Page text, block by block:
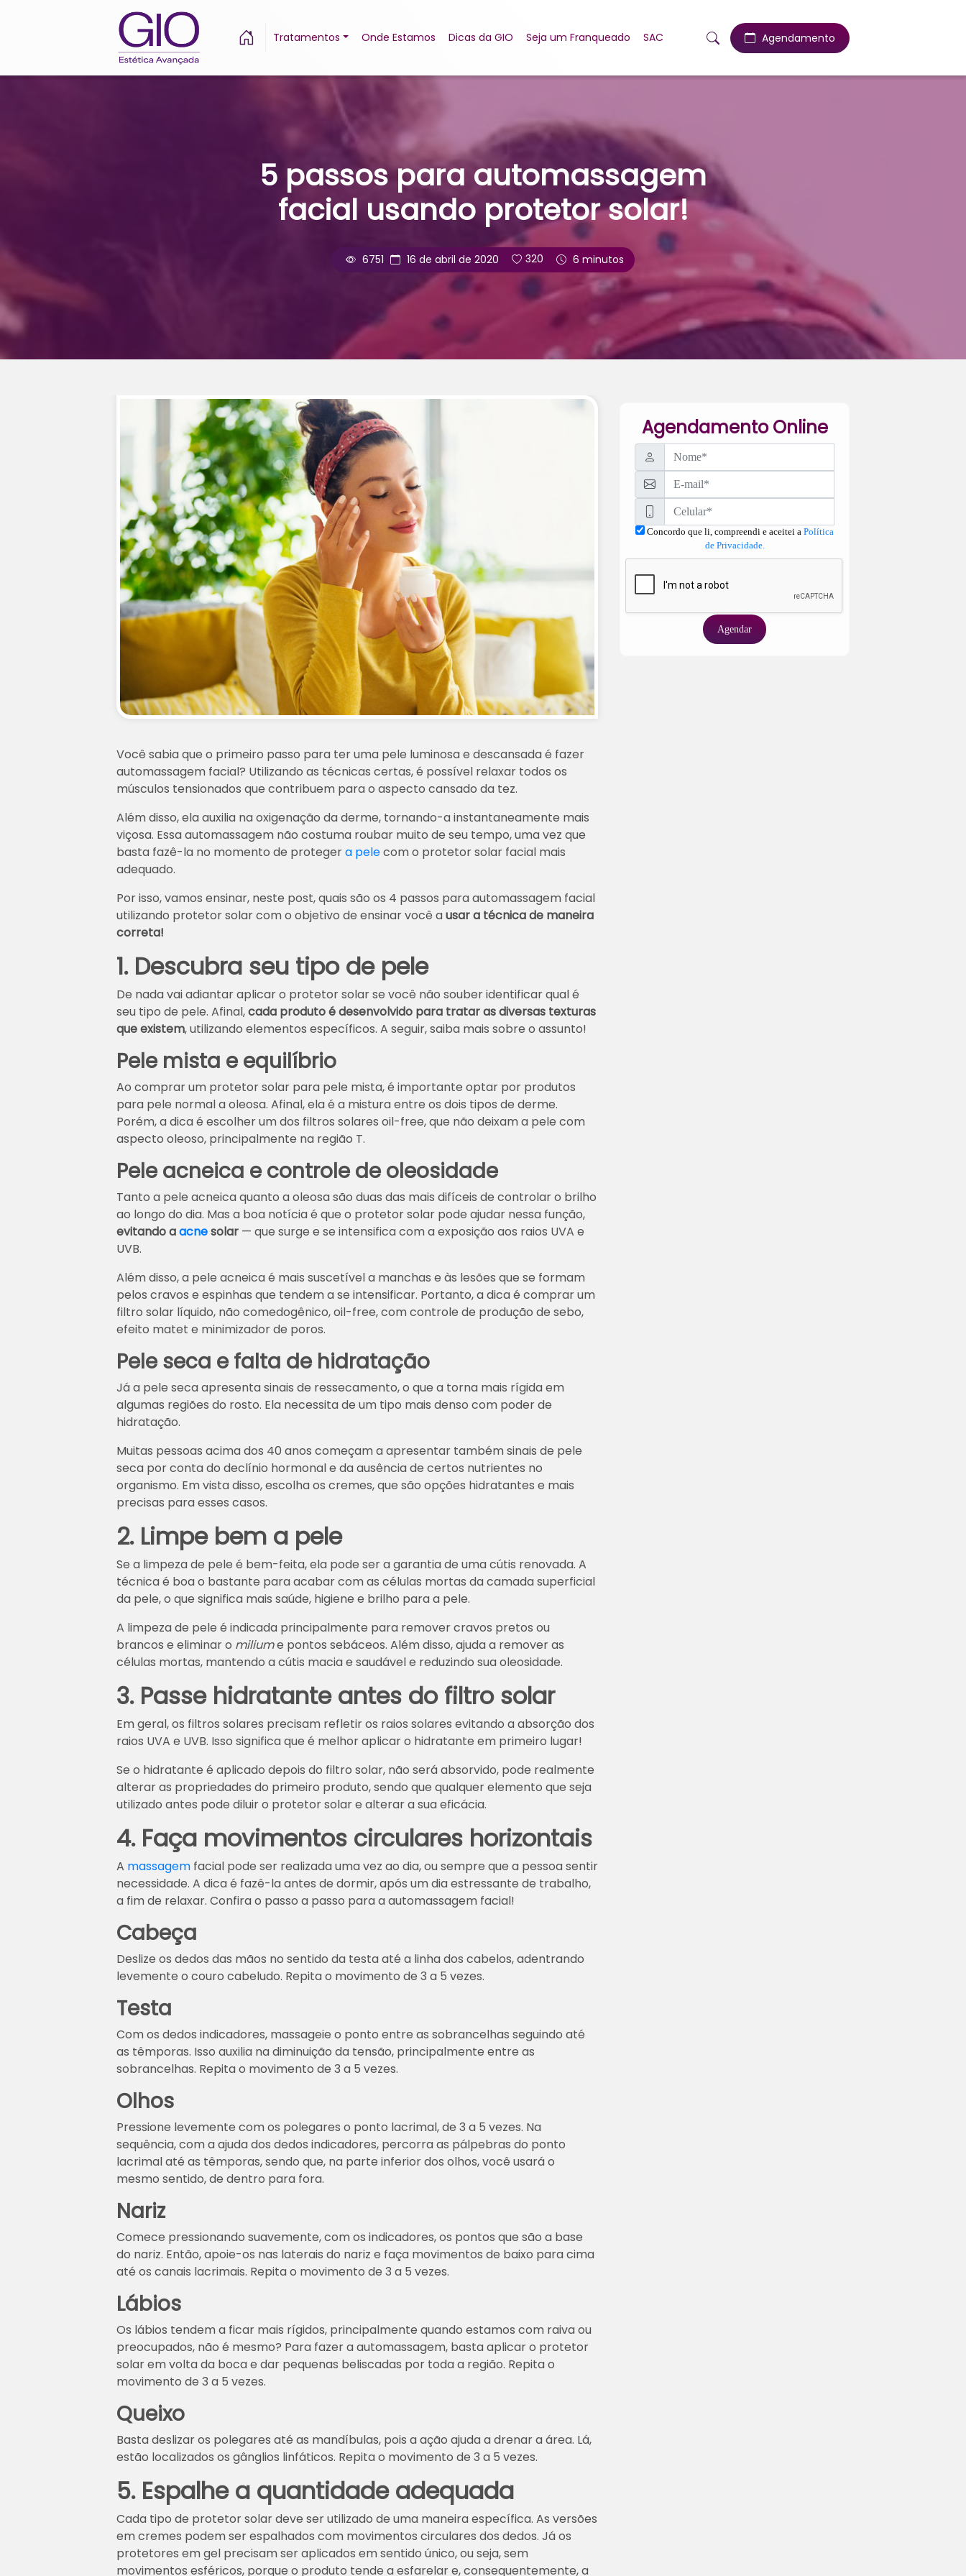
Tratamentos Onde Estamos Dicas da GIO Seja um Franqueado SAC Agendamento
5 passos para automassagem
facial usando protetor solar!
6751 16 de abril de 2020 320 6 minutos
Você sabia que o primeiro passo para ter uma pele luminosa e descansada é fazer
automassagem facial? Utilizando as técnicas certas, é possível relaxar todos os
músculos tensionados que contribuem para o aspecto cansado da tez.
Além disso, ela auxilia na oxigenação da derme, tornando-a instantaneamente mais
viçosa. Essa automassagem não costuma roubar muito de seu tempo, uma vez que
basta fazê-la no momento de protegera pelecom o protetor solar facial mais
adequado.
Por isso, vamos ensinar, neste post, quais são os 4 passos para automassagem facial
utilizando protetor solar com o objetivo de ensinar você ausar a técnica de maneira
correta!
1. Descubra seu tipo de pele
De nada vai adiantar aplicar o protetor solar se você não souber identificar qual é
seu tipo de pele. Afinal,cada produto é desenvolvido para tratar as diversas texturas
que existem, utilizando elementos específicos. A seguir, saiba mais sobre o assunto!
Pele mista e equilíbrio
Ao comprar um protetor solar para pele mista, é importante optar por produtos
para pele normal a oleosa. Afinal, ela é a mistura entre os dois tipos de derme.
Porém, a dica é escolher um dos filtros solares oil-free, que não deixam a pele com
aspecto oleoso, principalmente na região T.
Pele acneica e controle de oleosidade
Tanto a pele acneica quanto a oleosa são duas das mais difíceis de controlar o brilho
ao longo do dia. Mas a boa notícia é que o protetor solar pode ajudar nessa função,
evitando aacnesolar — que surge e se intensifica com a exposição aos raios UVA e
UVB.
Além disso, a pele acneica é mais suscetível a manchas e às lesões que se formam
pelos cravos e espinhas que tendem a se intensificar. Portanto, a dica é comprar um
filtro solar líquido, não comedogênico, oil-free, com controle de produção de sebo,
efeito matet e minimizador de poros.
Pele seca e falta de hidratação
Já a pele seca apresenta sinais de ressecamento, o que a torna mais rígida em
algumas regiões do rosto. Ela necessita de um tipo mais denso com poder de
hidratação.
Muitas pessoas acima dos 40 anos começam a apresentar também sinais de pele
seca por conta do declínio hormonal e da ausência de certos nutrientes no
organismo. Em vista disso, escolha os cremes, que são opções hidratantes e mais
precisas para esses casos.
2. Limpe bem a pele
Se a limpeza de pele é bem-feita, ela pode ser a garantia de uma cútis renovada. A
técnica é boa o bastante para acabar com as células mortas da camada superficial
da pele, o que significa mais saúde, higiene e brilho para a pele.
A limpeza de pele é indicada principalmente para remover cravos pretos ou
brancos e eliminar o miliume pontos sebáceos. Além disso, ajuda a remover as
células mortas, mantendo a cútis macia e saudável e reduzindo sua oleosidade.
3. Passe hidratante antes do filtro solar
Em geral, os filtros solares precisam refletir os raios solares evitando a absorção dos
raios UVA e UVB. Isso significa que é melhor aplicar o hidratante em primeiro lugar!
Se o hidratante é aplicado depois do filtro solar, não será absorvido, pode realmente
alterar as propriedades do primeiro produto, sendo que qualquer elemento que seja
utilizado antes pode diluir o protetor solar e alterar a sua eficácia.
4. Faça movimentos circulares horizontais
A massagem facial pode ser realizada uma vez ao dia, ou sempre que a pessoa sentir
necessidade. A dica é fazê-la antes de dormir, após um dia estressante de trabalho,
a fim de relaxar. Confira o passo a passo para a automassagem facial!
Cabeça
Deslize os dedos das mãos no sentido da testa até a linha dos cabelos, adentrando
levemente o couro cabeludo. Repita o movimento de 3 a 5 vezes.
Testa
Com os dedos indicadores, massageie o ponto entre as sobrancelhas seguindo até
as têmporas. Isso auxilia na diminuição da tensão, principalmente entre as
sobrancelhas. Repita o movimento de 3 a 5 vezes.
Olhos
Pressione levemente com os polegares o ponto lacrimal, de 3 a 5 vezes. Na
sequência, com a ajuda dos dedos indicadores, percorra as pálpebras do ponto
lacrimal até as têmporas, sendo que, na parte inferior dos olhos, você usará o
mesmo sentido, de dentro para fora.
Nariz
Comece pressionando suavemente, com os indicadores, os pontos que são a base
do nariz. Então, apoie-os nas laterais do nariz e faça movimentos de baixo para cima
até os canais lacrimais. Repita o movimento de 3 a 5 vezes.
Lábios
Os lábios tendem a ficar mais rígidos, principalmente quando estamos com raiva ou
preocupados, não é mesmo? Para fazer a automassagem, basta aplicar o protetor
solar em volta da boca e dar pequenas beliscadas por toda a região. Repita o
movimento de 3 a 5 vezes.
Queixo
Basta deslizar os polegares até as mandíbulas, pois a ação ajuda a drenar a área. Lá,
estão localizados os gânglios linfáticos. Repita o movimento de 3 a 5 vezes.
5. Espalhe a quantidade adequada
Cada tipo de protetor solar deve ser utilizado de uma maneira específica. As versões
em cremes podem ser espalhados com movimentos circulares dos dedos. Já os
protetores em gel precisam ser aplicados em sentido único, ou seja, sem
movimentos esféricos, porque o produto tende a esfarelar e, consequentemente, a
Agendamento Online
Concordo que li, compreendi e aceitei a Política
de Privacidade.
Agendar